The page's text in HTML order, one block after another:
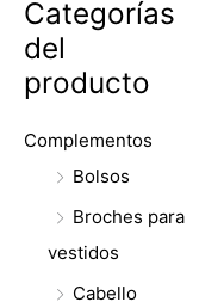
Categorías
del
producto
Complementos
Bolsos
Broches para
vestidos
Cabello